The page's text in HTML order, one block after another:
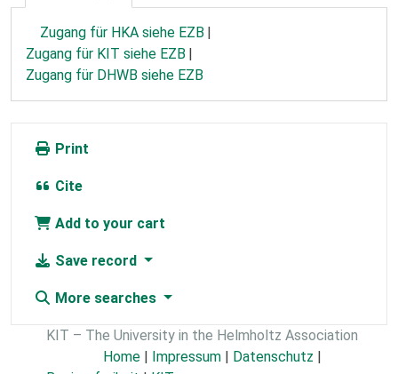
Zugang für HKA siehe EZB
Zugang für KIT siehe EZB
Zugang für DHWB siehe EZB
Print
Cite
Add to your cart
Save record
More searches
KIT – The University in the Helmholtz Association
Home
Impressum Datenschutz